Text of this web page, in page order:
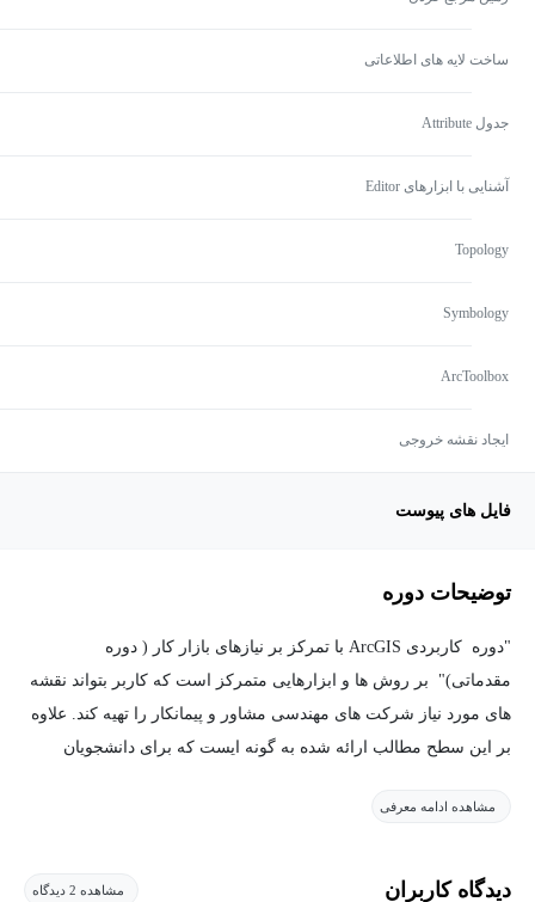
ساخت لایه های اطلاعاتی
جدول Attribute
آشنایی با ابزارهای Editor
ایجاد نقشه خروجی
فایل های پیوست
توضیحات دوره
"دوره کاربردی ArcGIS با تمرکز بر نیازهای بازار کار ( دوره
مقدماتی)" بر روش ها و ابزارهایی متمرکز است که کاربر بتواند نقشه
های مورد نیاز شرکت های مهندسی مشاور و پیمانکار را تهیه کند. علاوه
بر این سطح مطالب ارائه شده به گونه ایست که برای دانشجویان
یا پروژه های تحقیقاتی خود را تهیه کنند نیز کاملا قابل استفاده است .
مطالب و نوع ارائه فصل ها در این دوره به گونه ایست که هر کاربری
مشاهده ادامه معرفی
دیدگاه کاربران مشاهده 2 دیدگاه